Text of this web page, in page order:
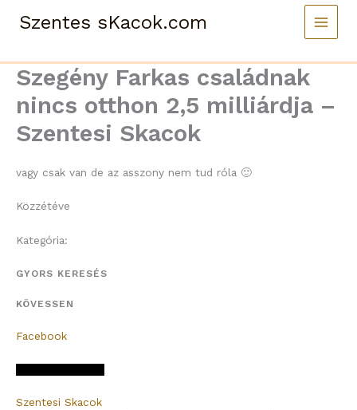
Szentes sKacok.com
Szegény Farkas családnak
nincs otthon 2,5 milliárdja –
Szentesi Skacok
vagy csak van de az asszony nem tud róla 🙂
Közzétéve
Kategória:
GYORS KERESÉS
KÖVESSEN
Facebook
Szentesi Skacok